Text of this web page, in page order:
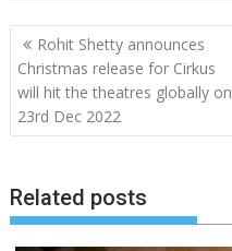
Post
navigation
Rohit Shetty announces
Christmas release for Cirkus
will hit the theatres globally on
23rd Dec 2022
Related posts